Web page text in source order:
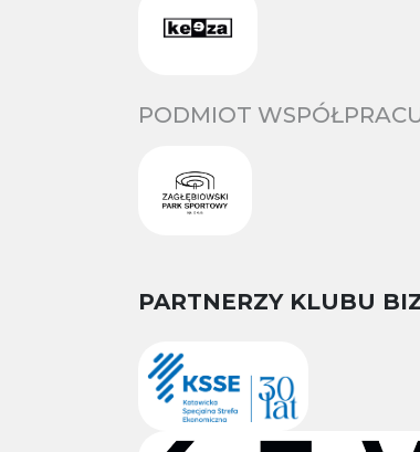
PODMIOT
PARTNERZY KLUBU